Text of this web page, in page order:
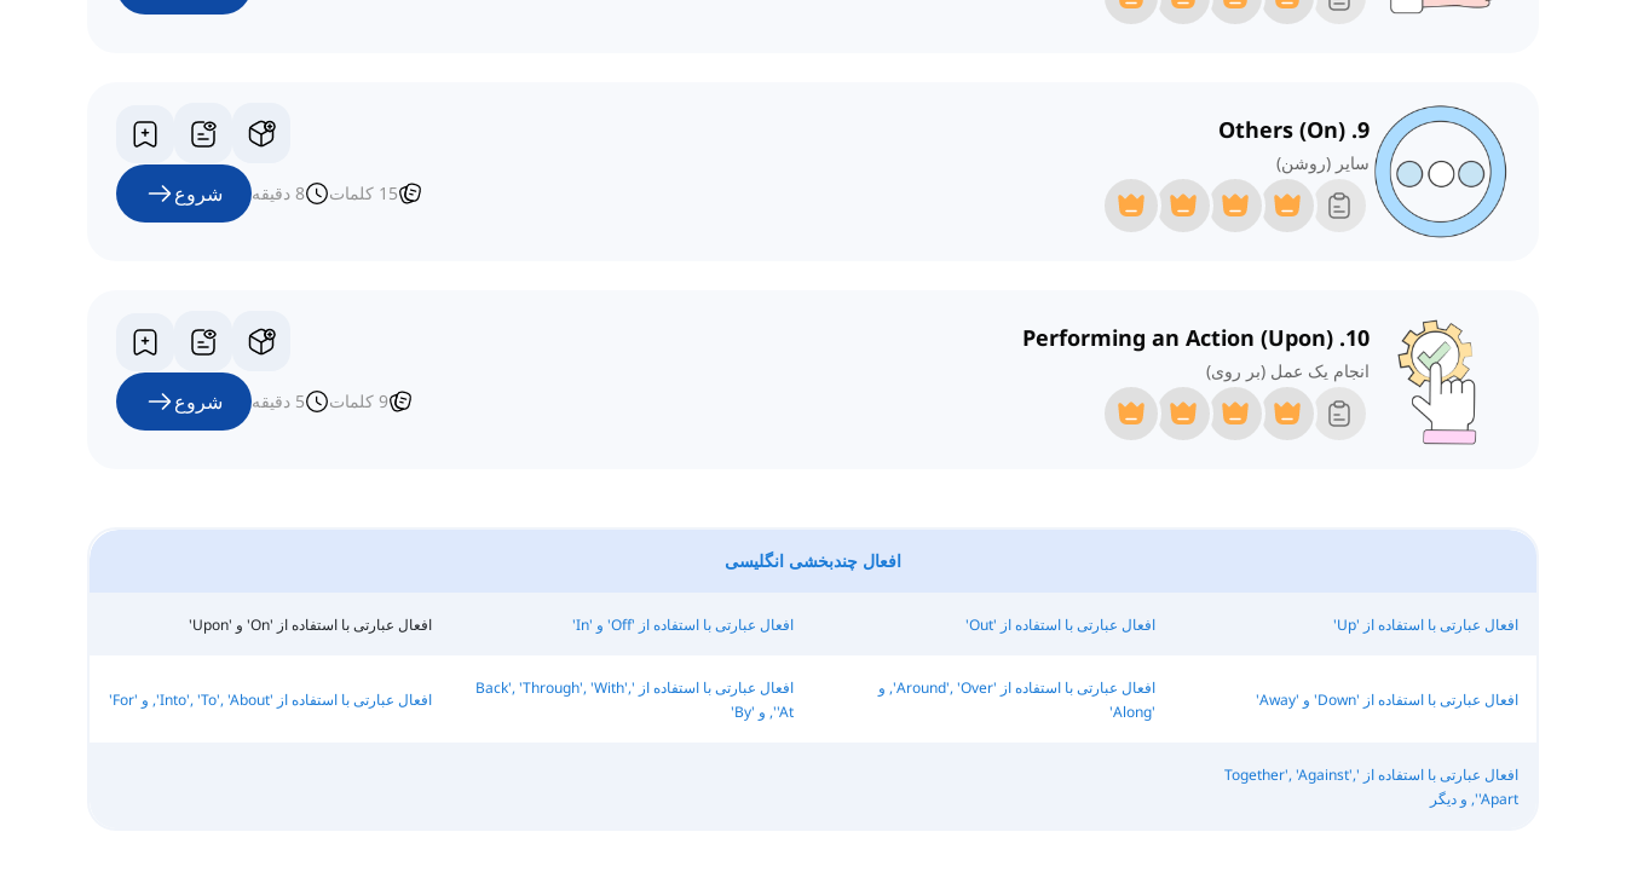
9. Others (On)
سایر (روشن)
15 کلمات 8 دقیقه شروع
10. Performing an Action (Upon)
انجام یک عمل (بر روی)
9 کلمات 5 دقیقه شروع
افعال چندبخشی انگلیسی
افعال عبارتی با استفاده از 'Up' افعال عبارتی با استفاده از 'Out' افعال عبارتی با استفاده از 'Off' و 'In' افعال عبارتی با استفاده از 'On' و 'Upon'
افعال عبارتی با استفاده از 'Down' و 'Away'
افعال عبارتی با استفاده از 'Around', 'Over', و
'Along'
افعال عبارتی با استفاده از 'Back', 'Through', 'With',
'At', و 'By'
افعال عبارتی با استفاده از 'Into', 'To', 'About', و 'For'
افعال عبارتی با استفاده از 'Together', 'Against',
'Apart', و دیگر